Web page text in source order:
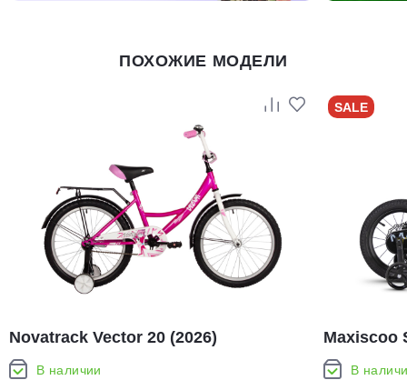
ПОХОЖИЕ МОДЕЛИ
Novatrack Vector 20 (2026)
В наличии
SALE
Maxiscoo
(2026)
В